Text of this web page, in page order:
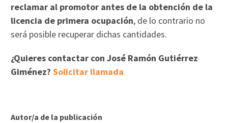
reclamar al promotor antes de la obtención de la
licencia de primera ocupación, de lo contrario no
será posible recuperar dichas cantidades.
¿Quieres contactar con José Ramón Gutiérrez
Giménez?Solicitar llamada
Autor/a de la publicación